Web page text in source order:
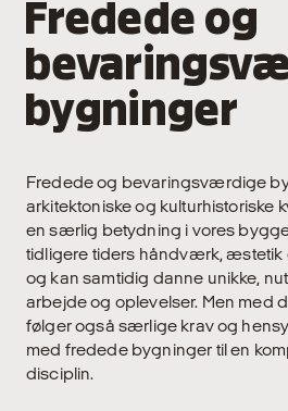
Fredede og
bygninger
Fredede og bevaringsværdige
arkitektoniske og kulturhistoriske
en særlig betydning i vores
tidligere tiders håndværk, æstetik
og kan samtidig danne unikke,
arbejde og oplevelser. Men med
følger også særlige krav og
med fredede bygninger til en
disciplin.